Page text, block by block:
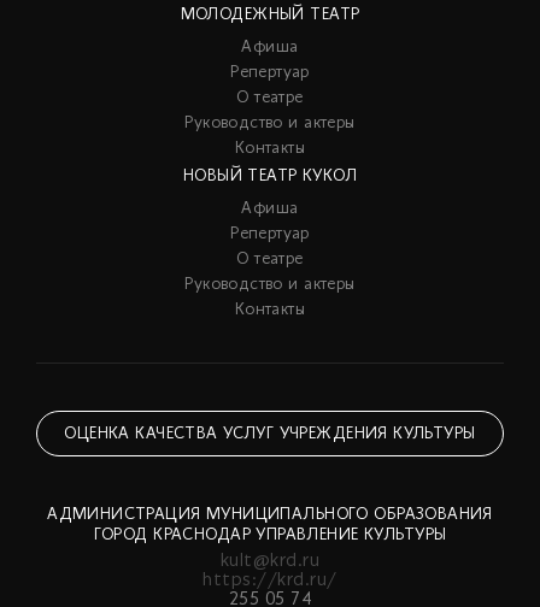
МОЛОДЕЖНЫЙ ТЕАТР
Афиша
Репертуар
О театре
Руководство и актеры
Контакты
НОВЫЙ ТЕАТР КУКОЛ
Афиша
Репертуар
О театре
Руководство и актеры
Контакты
ОЦЕНКА КАЧЕСТВА УСЛУГ УЧРЕЖДЕНИЯ КУЛЬТУРЫ
АДМИНИСТРАЦИЯ МУНИЦИПАЛЬНОГО ОБРАЗОВАНИЯ
ГОРОД КРАСНОДАР УПРАВЛЕНИЕ КУЛЬТУРЫ
kult@krd.ru
https://krd.ru/
255 05 74